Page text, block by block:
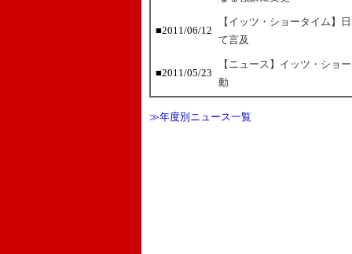
■2011/06/12
【イッツ・ショータイム】
て言及
■2011/05/23
【ニュース】イッツ・ショ
動
≫年度別ニュース一覧